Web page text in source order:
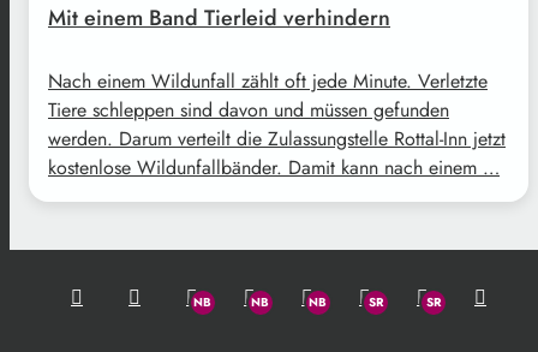
Mit einem Band Tierleid verhindern
Nach einem Wildunfall zählt oft jede Minute. Verletzte
Tiere schleppen sind davon und müssen gefunden
werden. Darum verteilt die Zulassungstelle Rottal-Inn jetzt
kostenlose Wildunfallbänder. Damit kann nach einem …